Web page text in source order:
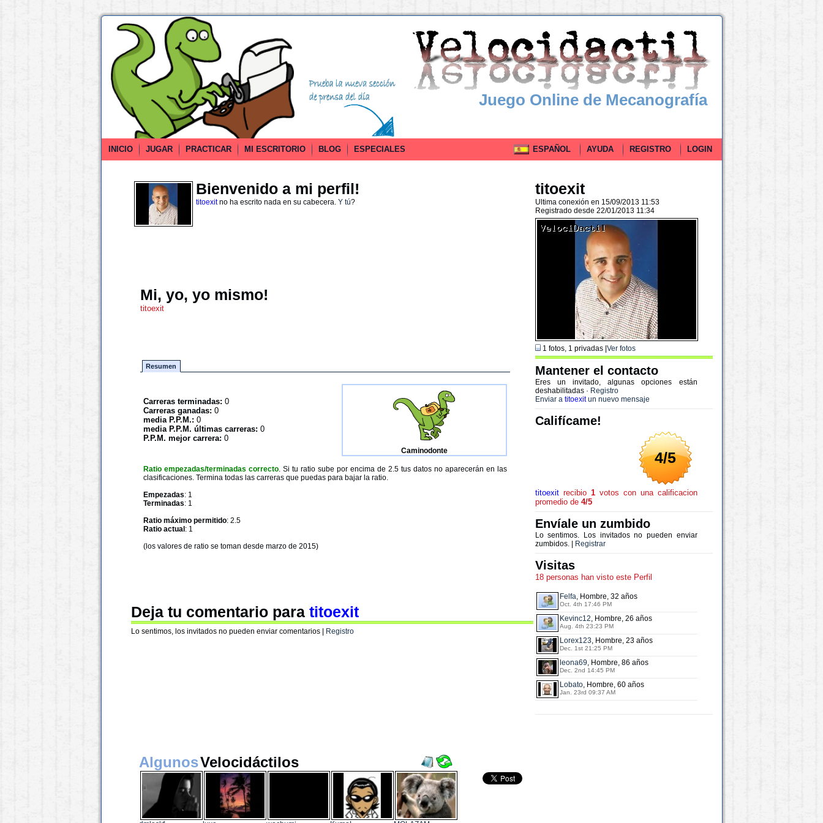
Juego Online de Mecanografía
INICIO JUGAR PRACTICAR MI ESCRITORIO BLOG ESPECIALES ESPAÑOL AYUDA REGISTRO LOGIN
Bienvenido a mi perfil!
titoexitno ha escrito nada en su cabecera. Y tú?
Mi, yo, yo mismo!
titoexit
Resumen
Carreras terminadas: 0
Carreras ganadas: 0
media P.P.M.: 0
media P.P.M. últimas carreras: 0
P.P.M. mejor carrera: 0
Caminodonte
Ratio empezadas/terminadas correcto. Si tu ratio sube por encima de 2.5 tus datos no aparecerán en las
clasificaciones. Termina todas las carreras que puedas para bajar la ratio.
Empezadas: 1
Terminadas: 1
Ratio máximo permitido: 2.5
Ratio actual : 1
(los valores de ratio se toman desde marzo de 2015)
Deja tu comentario para titoexit
Lo sentimos, los invitados no pueden enviar comentarios | Registro
titoexit
Ultima conexión en 15/09/2013 11:53
Registrado desde 22/01/2013 11:34
1 fotos, 1 privadas | Ver fotos
Mantener el contacto
Eres un invitado, algunas opciones están
deshabilitadas · Registro
Enviar a titoexitun nuevo mensaje
Califícame!
4/5
titoexitrecibio 1votos con una calificacion
promedio de 4/5
Envíale un zumbido
Lo sentimos. Los invitados no pueden enviar
zumbidos. |
Registrar
Visitas
18 personas han visto este Perfil
Felfa, Hombre, 32 años
Oct. 4th 17:46 PM
Kevinc12, Hombre, 26 años
Aug. 4th 23:23 PM
Lorex123, Hombre, 23 años
Dec. 1st 21:25 PM
leona69, Hombre, 86 años
Dec. 2nd 14:45 PM
Lobato, Hombre, 60 años
Jan. 23rd 09:37 AM
AlgunosVelocidáctilos